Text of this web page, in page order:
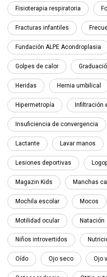
Fisioterapia respiratoria
Fracturas infantiles
Fundación ALPE Acondroplasia
Golpes de calor
Heridas Hernia umbilical
Hipermetropía Infiltración
Insuficiencia de convergencia
Lactante Lavar manos
Lesiones deportivas
Magazin Kids Manchas
Mochila escolar Mocos
Motilidad ocular Natación
Niños introvertidos
Oído Ojo seco Ojo